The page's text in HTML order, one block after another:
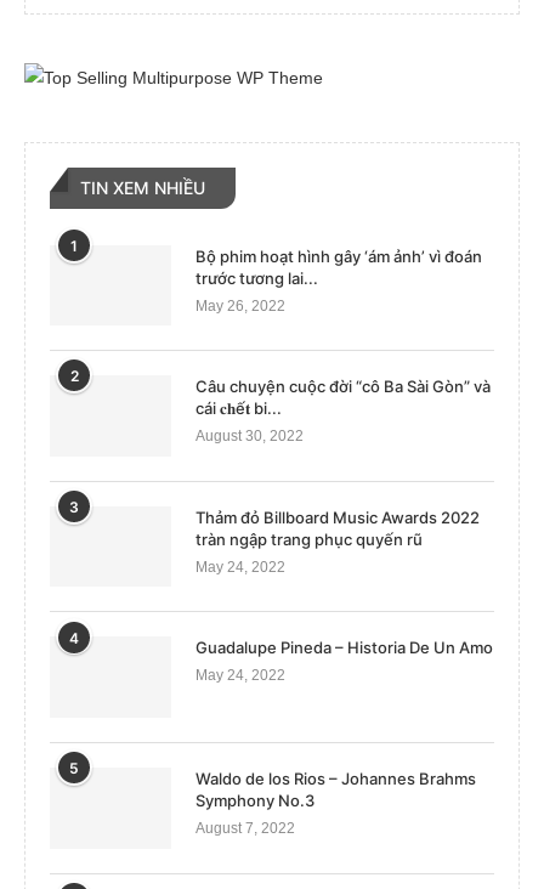
TIN XEM NHIỀU
1
Bộ phim hoạt hình gây ‘ám ảnh’ vì đoán
trước tương lai...
May 26, 2022
2
Câu chuyện cuộc đời “cô Ba Sài Gòn” và
cái 𝐜𝐡ế𝐭 bi...
August 30, 2022
3
Thảm đỏ Billboard Music Awards 2022
tràn ngập trang phục quyến rũ
May 24, 2022
4
Guadalupe Pineda – Historia De Un Amo
May 24, 2022
5
Waldo de los Rios – Johannes Brahms
Symphony No.3
August 7, 2022